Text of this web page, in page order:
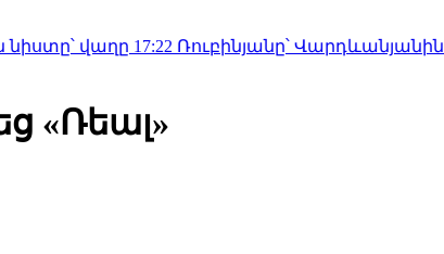
17:22Ռուբինյանը՝ Վարդևանյանին․ «Ինչո՞ւ
«Ռեալ»